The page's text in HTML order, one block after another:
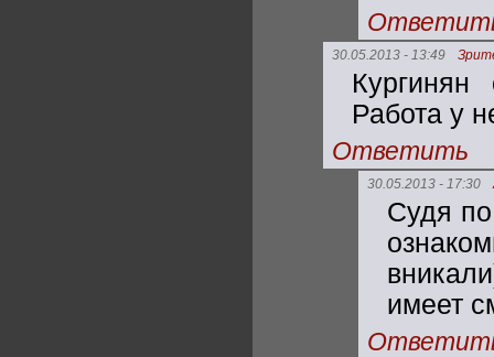
30.05.2013 - 13:49
Работа у
Ответить
30.05.2013 - 17:30
Судя
имеет